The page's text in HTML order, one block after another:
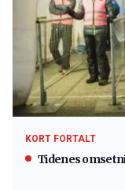
KORT FORTALT
Tidenes